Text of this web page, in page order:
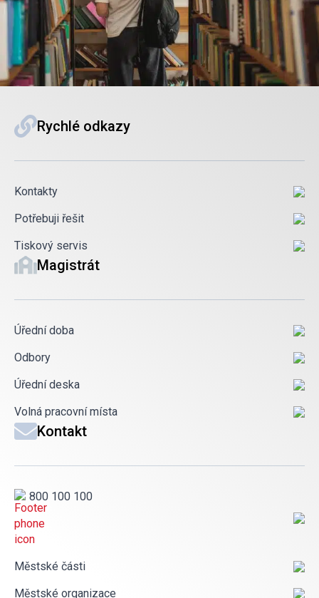
Rychlé odkazy
Kontakty
Potřebuji řešit
Tiskový servis
Magistrát
Úřední doba
Odbory
Úřední deska
Volná pracovní místa
Kontakt
800 100 100
Městské části
Městské organizace